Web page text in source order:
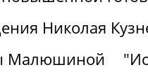
Николая
Малюшиной